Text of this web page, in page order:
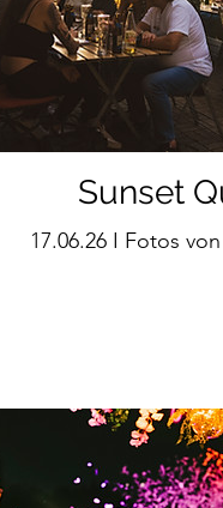
Sunset
17.06.26 I Fotos